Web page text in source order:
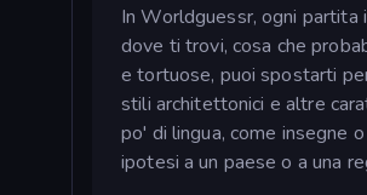
In Worldguessr, ogni partita
dove ti trovi, cosa che
e tortuose, puoi spostarti
stili architettonici e altre
po' di lingua, come insegne
ipotesi a un paese o a una